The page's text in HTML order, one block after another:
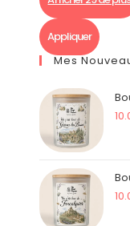
Appliquer
Mes